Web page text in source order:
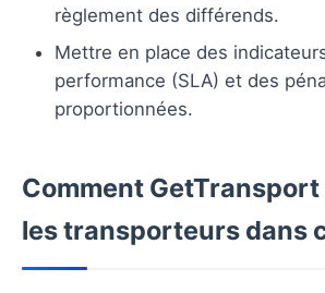
règlement des différends.
Mettre en place des
performance (SLA) et des
proportionnées.
Comment
les transporteurs dans